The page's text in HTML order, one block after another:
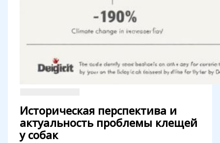
Историческая перспектива и
актуальность проблемы клещей
у собак